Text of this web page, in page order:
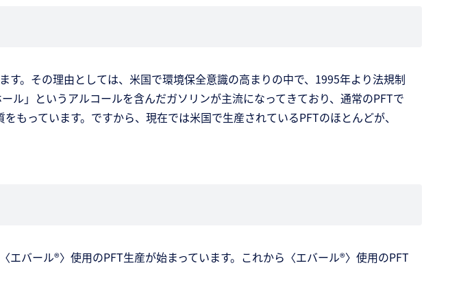
す。その理由としては、米国で環境保全意識の高まりの中で、1995年より法規制
ル」というアルコールを含んだガソリンが主流になってきており、通常のPFTで
っています。ですから、現在では米国で生産されているPFTのほとんどが、
バール®〉使用のPFT生産が始まっています。これから〈エバール®〉使用のPFT